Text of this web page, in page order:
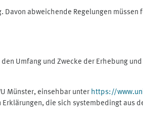
abweichende Regelungen
Umfang und Zwecke der Erhebung
Münster, einsehbar unter https://
die sich systembedingt aus